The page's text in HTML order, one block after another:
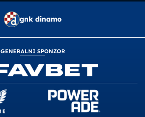
gnk dinamo
GENERALNI SPONZOR